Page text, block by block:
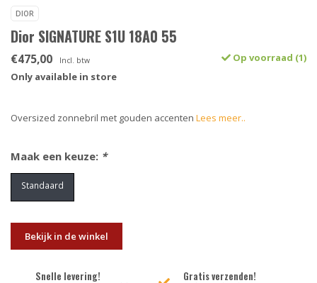
DIOR
Dior SIGNATURE S1U 18A0 55
€475,00 Incl. btw
Only available in store
Op voorraad (1)
Oversized zonnebril met gouden accenten Lees meer..
Maak een keuze: *
Standaard
Bekijk in de winkel
Snelle levering! Gratis verzenden!